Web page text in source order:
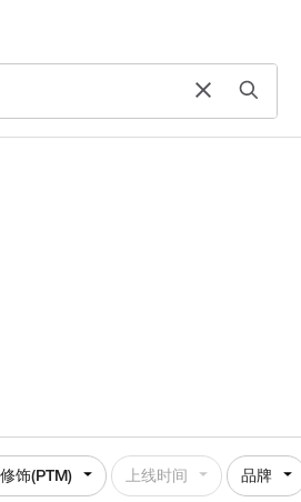
饰(PTM) 上线时间 品牌